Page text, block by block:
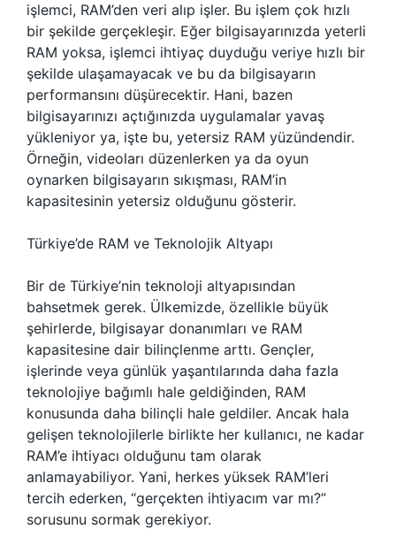
işlemci, RAM’den veri alıp işler. Bu işlem çok hızlı
bir şekilde gerçekleşir. Eğer bilgisayarınızda yeterli
RAM yoksa, işlemci ihtiyaç duyduğu veriye hızlı bir
şekilde ulaşamayacak ve bu da bilgisayarın
performansını düşürecektir. Hani, bazen
bilgisayarınızı açtığınızda uygulamalar yavaş
yükleniyor ya, işte bu, yetersiz RAM yüzündendir.
Örneğin, videoları düzenlerken ya da oyun
oynarken bilgisayarın sıkışması, RAM’in
kapasitesinin yetersiz olduğunu gösterir.
Türkiye’de RAM ve Teknolojik Altyapı
Bir de Türkiye’nin teknoloji altyapısından
bahsetmek gerek. Ülkemizde, özellikle büyük
şehirlerde, bilgisayar donanımları ve RAM
kapasitesine dair bilinçlenme arttı. Gençler,
işlerinde veya günlük yaşantılarında daha fazla
teknolojiye bağımlı hale geldiğinden, RAM
konusunda daha bilinçli hale geldiler. Ancak hala
gelişen teknolojilerle birlikte her kullanıcı, ne kadar
RAM’e ihtiyacı olduğunu tam olarak
anlamayabiliyor. Yani, herkes yüksek RAM’leri
tercih ederken, “gerçekten ihtiyacım var mı?”
sorusunu sormak gerekiyor.